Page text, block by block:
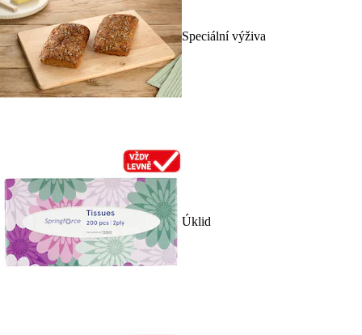
Speciální výživa
Úklid